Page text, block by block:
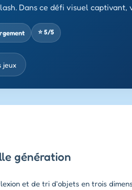
Dans ce défi visuel captivant,
⭐ 5/5
jeux
génération
et de tri d'objets en trois